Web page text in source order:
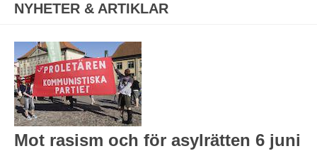
NYHETER & ARTIKLAR
Mot rasism och för asylrätten 6 juni